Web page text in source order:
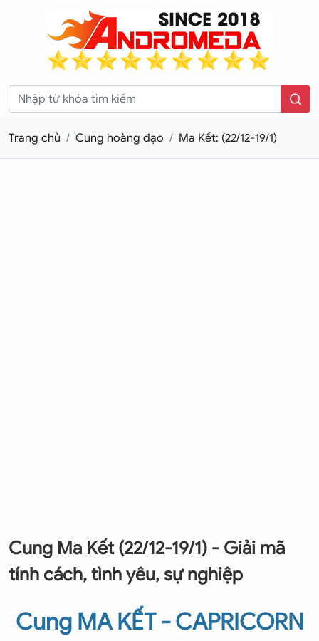
Trang chủ Cung hoàng đạo Ma Kết: (22/12-19/1)
Cung Ma Kết (22/12-19/1) - Giải mã
tính cách, tình yêu, sự nghiệp
Cung MA KẾT - CAPRICORN